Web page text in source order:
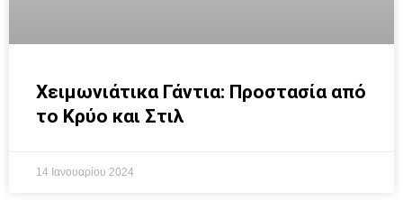
Χειμωνιάτικα Γάντια: Προστασία από
το Κρύο και Στιλ
14 Ιανουαρίου 2024